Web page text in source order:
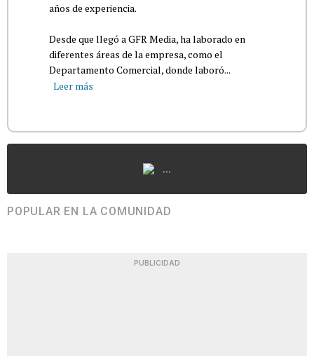
años de experiencia.
Desde que llegó a GFR Media, ha laborado en
diferentes áreas de la empresa, como el
Departamento Comercial, donde laboró...
Leer más
...
POPULAR EN LA COMUNIDAD
PUBLICIDAD